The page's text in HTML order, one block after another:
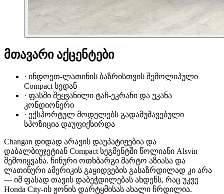
მთავარი აქცენტები
· ინდოეთ-ლათინის ბაზრისთვის შემოლიპული
Compact სედან
· ფასში შეყვანილი ტაჩ-ეკრანი და უკანა
კონდიონერი
· ექსპორტულ მოდელებს გადამუშავებული
სპოზიცია დაუფიქსირდა
Changan დიდად არავის დაუპატიჟებია და
დაბალბიუჯეტიან Compact სეგმენტში წოლიანი Alsvin
შემოიყვანა. ჩინური ოთხბარგი მარტო აზიასა და
ლათინური ამერიკის გაყიდვების გასაზრდილად კი არა
— იმ ფასად თავის დაბეჭდილებას ახდენს, რაც უკვე
Honda City-ის ჟონის დარტყმისას ახალი ჩრდილია.